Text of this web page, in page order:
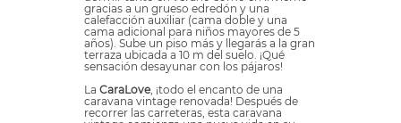
gracias a un grueso edredón y una
calefacción auxiliar (cama doble y una
cama adicional para niños mayores de 5
años). Sube un piso más y llegarás a la gran
terraza ubicada a 10 m del suelo. ¡Qué
sensación desayunar con los pájaros!
La CaraLove, ¡todo el encanto de una
caravana vintage renovada! Después de
recorrer las carreteras, esta caravana